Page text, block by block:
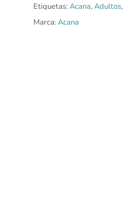
Etiquetas: Acana,Adultos,
Marca: Acana